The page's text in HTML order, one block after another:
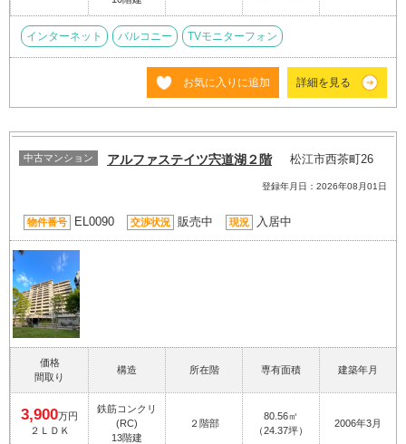
インターネット バルコニー TVモニターフォン
お気に入りに追加 詳細を見る
中古マンション アルファステイツ宍道湖２階 松江市西茶町26
登録年月日：2026年08月01日
物件番号 EL0090 交渉状況 販売中 現況 入居中
価格
間取り
構造 所在階 専有面積 建築年月
3,900万円
２ＬＤＫ
鉄筋コンクリ
(RC)
13階建
２階部
80.56㎡
（24.37坪）
2006年3月